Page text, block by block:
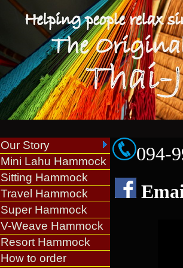
Our Story
Mini Lahu Hammock
Sitting Hammock
Travel Hammock
Super Hammock
V-Weave Hammock
Resort Hammock
How to order
094-